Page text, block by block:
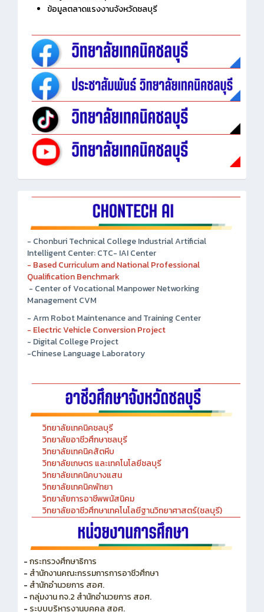
- Chonburi Technical College Industrial Artificial
Intelligent Center: CTC- IAI Center
- Based Curriculum and National Professional
Qualification Benchmark
- Center of Vocational Manpower Networking
Management CVM
- Arm Robot Maintenance and Training Center
- Electric Vehicle Conversion Project
- Digital College Project
-Chinese Language Laboratory
วิทยาลัยเทคนิคชลบุรี
วิทยาลัยอาชีวศึกษาชลบุรี
วิทยาลัยเทคนิคสัตหีบ
วิทยาลัยเกษตร และเทคโนโลยีชลบุรี
วิทยาลัยเทคนิคบางแสน
วิทยาลัยเทคนิคพัทยา
วิทยาลัยการอาชีพพนัสนิคม
วิทยาลัยอาชีวศึกษาเทคโนโลยีฐานวิทยาศาสตร์(ชลบุรี)
กระทรวงศึกษาธิการ
สำนักงานคณะกรรมการการอาชีวศึกษา
สำนักอำนวยการ สอศ.
กลุ่มงาน กจ.2 สำนักอำนวยการ สอศ.
ระบบบริหารงานบุคคล สอศ.
สำนักงาน ก.ค.ศ.